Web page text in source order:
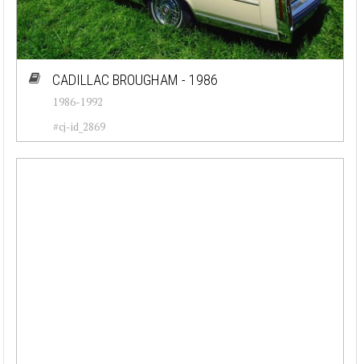
CADILLAC BROUGHAM - 1986
1986-1992
#cj-id_2869